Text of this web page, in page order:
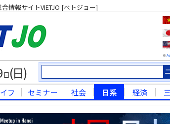
情報サイトVIETJO [ベトジョー]
※
日(日)
フ セミナー 社会 日系 経済